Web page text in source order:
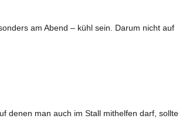
am Abend – kühl sein. Darum nicht auf
denen man auch im Stall mithelfen darf, sollte